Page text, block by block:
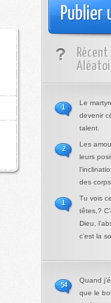
Publier
Récent
Le
devenir
talent.
1
Les
leurs
des
2
Tu vois
têtes,?
Dieu,
c’est la
1
Quand
que le
54